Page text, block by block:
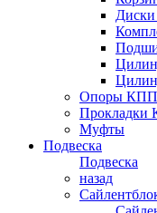
Диски
Опоры КПП
Прокладки
Муфты
Подвеска
Подвеска
назад